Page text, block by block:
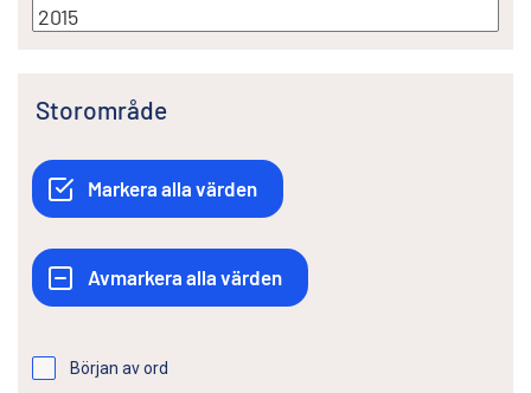
Storområde
Början av ord